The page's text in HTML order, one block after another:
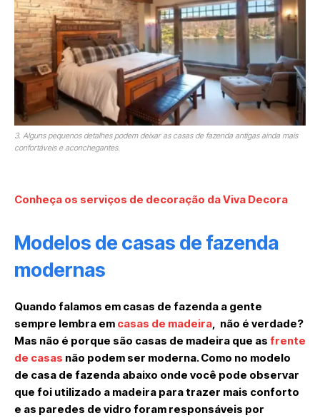
3. Alguns pequenos detalhes podem deixar as casas de fazenda antigas ainda mais
confortáveis e aconchegantes.
Conheça os serviços de decoração da Viva Decora
Modelos de casas de fazenda
modernas
Quando falamos em casas de fazenda a gente
sempre lembra em casas de madeira , não é verdade?
Mas não é porque são casas de madeira que as frente
de casas não podem ser moderna. Como no modelo
de casa de fazenda abaixo onde você pode observar
que foi utilizado a madeira para trazer mais conforto
e as paredes de vidro foram responsáveis por